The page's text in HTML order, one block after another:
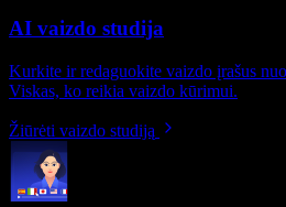
AI vaizdo studija
Kurkite ir redaguokite vaizdo įrašus
Viskas, ko reikia vaizdo kūrimui.
Žiūrėti vaizdo studiją